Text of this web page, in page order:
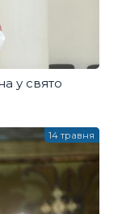
у свято
14 травня